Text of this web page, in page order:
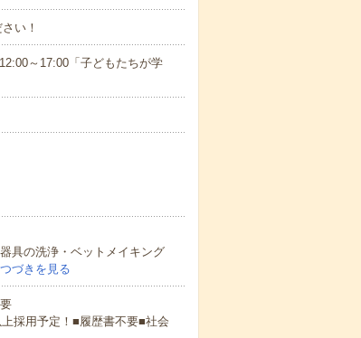
い！
～17:00「子どもたちが学
具の洗浄・ベットメイキング
つづきを見る
採用予定！■履歴書不要■社会